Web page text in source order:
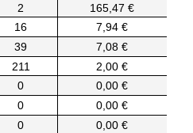
2
165,47 €
16
7,94 €
39
7,08 €
211
2,00 €
0
0,00 €
0
0,00 €
0
0,00 €